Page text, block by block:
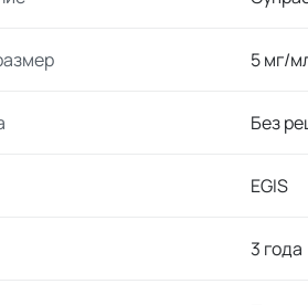
5 мг/
Без
EGIS
3 года